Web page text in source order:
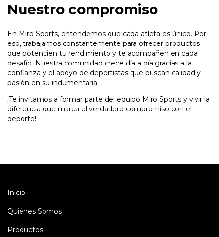
Nuestro compromiso
En Miro Sports, entendemos que cada atleta es único. Por
eso, trabajamos constantemente para ofrecer productos
que potencien tu rendimiento y te acompañen en cada
desafío. Nuestra comunidad crece día a día gracias a la
confianza y el apoyo de deportistas que buscan calidad y
pasión en su indumentaria.
¡Te invitamos a formar parte del equipo Miro Sports y vivir la
diferencia que marca el verdadero compromiso con el
deporte!
Inicio
Quiénes Somos
Productos